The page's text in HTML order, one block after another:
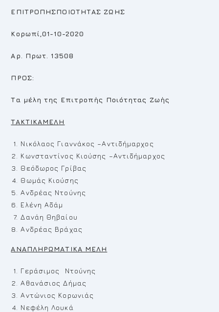
ΕΠΙΤΡΟΠΗΣΠΟΙΟΤΗΤΑΣ ΖΩΗΣ
Κορωπί,01-10-2020
Αρ. Πρωτ. 13508
ΠΡΟΣ:
Τα μέλη της Επιτροπής Ποιότητας Ζωής
TAKTIKAMEΛH
Νικόλαος Γιαννάκος –Αντιδήμαρχος
Κωνσταντίνος Κιούσης –Αντιδήμαρχος
Θεόδωρος Γρίβας
Θωμάς Κιούσης
Ανδρέας Ντούνης
Ελένη Αδάμ
Δανάη Θηβαίου
Ανδρέας Βράχας
ΑΝΑΠΛΗΡΩΜΑΤΙΚΑ ΜΕΛΗ
Γεράσιμος Ντούνης
Αθανάσιος Δήμας
Αντώνιος Κορωνιάς
Νεφέλη Λουκά